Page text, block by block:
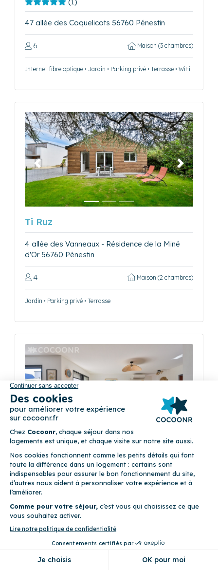
47 allée des Coquelicots 56760 Pénestin
6 Maison (3 chambres)
Internet fibre optique • Jardin • Parking privé • Terrasse • WiFi
Précédent Suivant
Ti Ruz
4 allée des Vanneaux - Résidence de la Miné
d'Or 56760 Pénestin
4 Maison (2 chambres)
Jardin • Parking privé • Terrasse
Précédent Suivant
Gîte Kerbrieres
(1)
11 rue des Courlis 44410 Assérac
7 Maison (4 chambres)
Internet fibre optique • Jardin • Parking privé • Terrasse • WiFi